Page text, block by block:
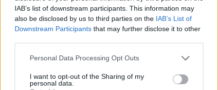
IAB’s list of downstream participants. This information may
also be disclosed by us to third parties on the IAB’s List of
Downstream Participants that may further disclose it to other
Personal Data Processing Opt Outs
I want to opt-out of the Sharing of my
personal data.